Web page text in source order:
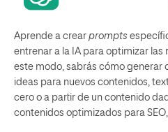
Aprende a crear prompts
entrenar a la IA para optimizar las
este modo, sabrás cómo generar
ideas para nuevos contenidos,
cero o a partir de un contenido
contenidos optimizados para SEO,